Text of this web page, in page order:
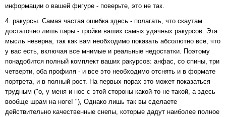
информации о вашей фигуре - поверьте, это не так.
4. ракурсы. Самая частая ошибка здесь - полагать, что скаутам
достаточно лишь пары - тройки ваших самых удачных ракурсов. Эта
мысль неверна, так как вам необходимо показать абсолютно все, что
у вас есть, включая все мнимые и реальные недостатки. Поэтому
понадобится полный комплект ваших ракурсов: анфас, со спины, три
четверти, оба профиля - и все это необходимо отснять и в формате
портрета, и в полный рост. На первых порах это может показаться
трудным ("о, у меня и нос с этой стороны какой-то не такой, а здесь
вообще шрам на ноге! "), Однако лишь так вы сделаете
действительно качественные снепы, которые дадут наиболее полное